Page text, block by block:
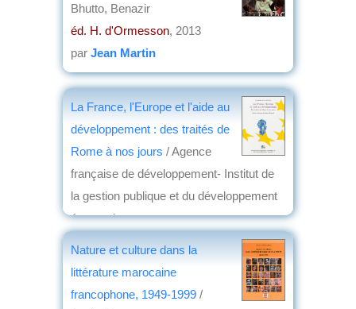
Bhutto, Benazir
éd. H. d'Ormesson, 2013
par Jean Martin
La France, l'Europe et l'aide au
développement : des traités de
Rome à nos jours / Agence
française de développement- Institut de
la gestion publique et du développement
économique
éd. Comité pour l'histoire économique et
Nature et culture dans la
littérature marocaine
francophone, 1949-1999 /